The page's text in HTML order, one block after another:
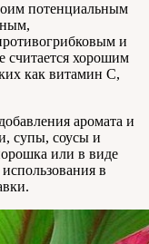
потенциальным
и
считается хорошим
как витамин С,
аромата и
супы, соусы и
или в виде
в